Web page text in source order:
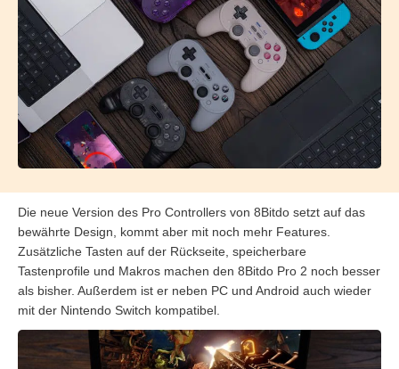
Die neue Version des Pro Controllers von 8Bitdo setzt auf das
bewährte Design, kommt aber mit noch mehr Features.
Zusätzliche Tasten auf der Rückseite, speicherbare
Tastenprofile und Makros machen den 8Bitdo Pro 2 noch besser
als bisher. Außerdem ist er neben PC und Android auch wieder
mit der Nintendo Switch kompatibel.